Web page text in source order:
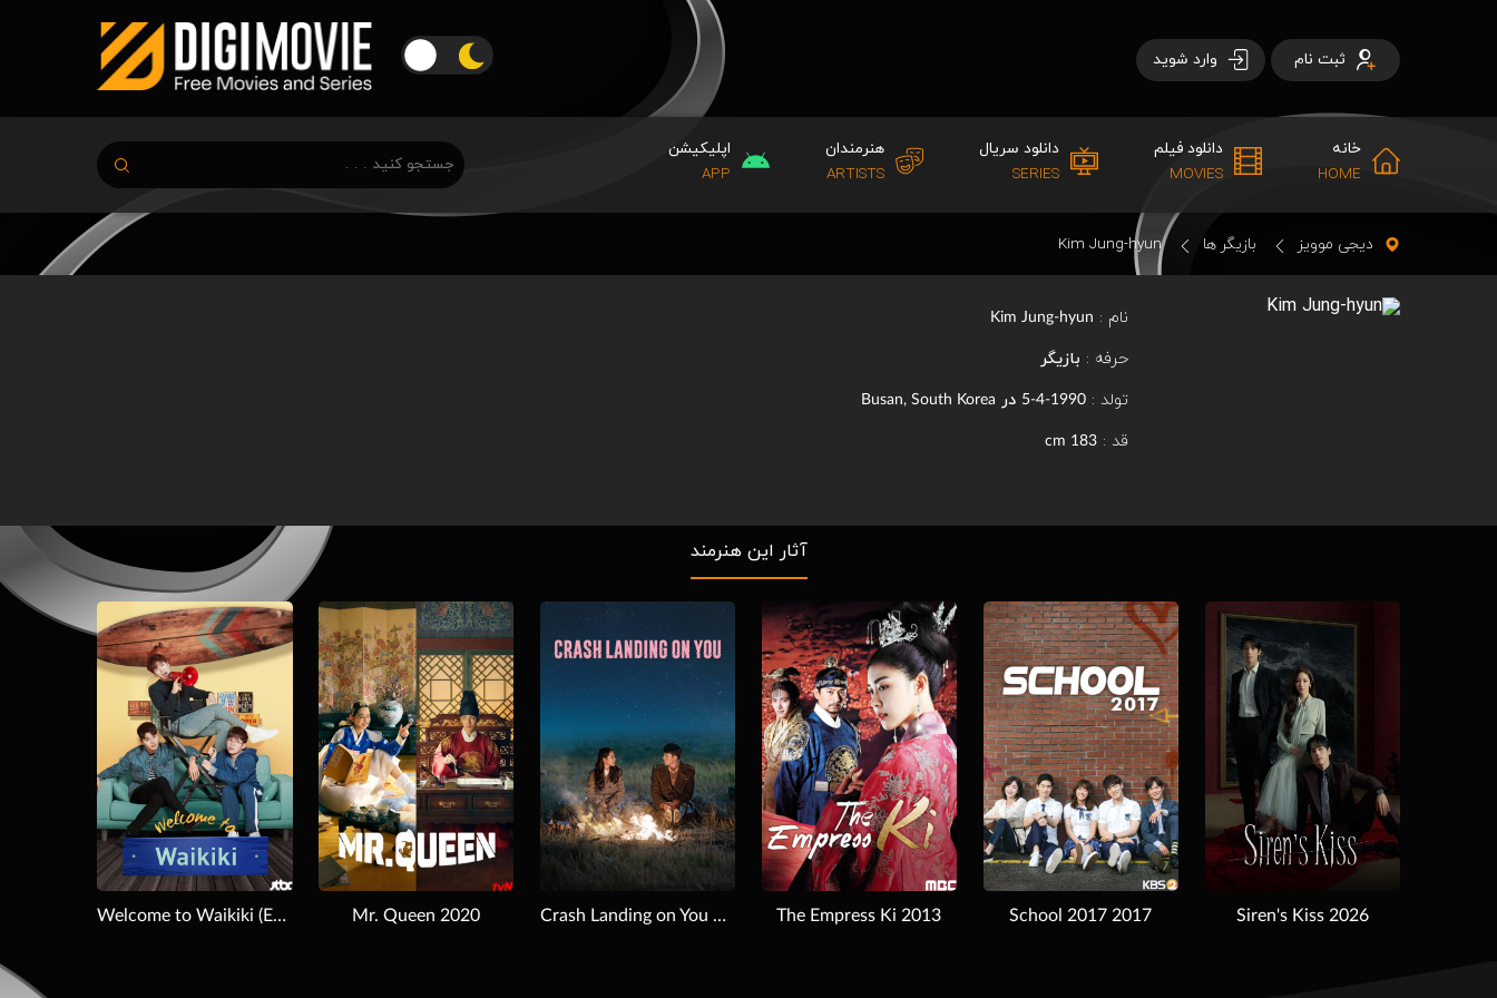
ثبت نام وارد شوید
خانه
HOME
دانلود فیلم
MOVIES
دانلود سریال
SERIES
هنرمندان
ARTISTS
اپلیکیشن
APP
دیجی موویز بازیگر ها Kim Jung-hyun
نام : Kim Jung-hyun
حرفه : بازیگر
تولد : 1990-4-5 در Busan, South Korea
قد : 183 cm
آثار این هنرمند
Download
Siren's Kiss 2026
Download
School 2017 2017
Download
The Empress Ki 2013
Download
Crash Landing on You 2020,2019
Download
Mr. Queen 2020
Welcome to Waikiki (Eulachacha Waikiki) 2018